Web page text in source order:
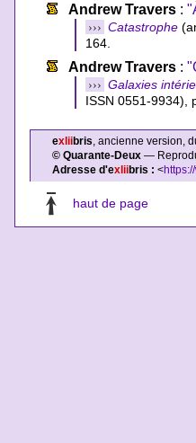
Andrew Travers :
››› Catastrophe
164.
Andrew Travers :
››› Galaxies
ISSN 0551-9934),
exliibris, ancienne version,
© Quarante-Deux —
Adresse d'exliibris :<
haut de page